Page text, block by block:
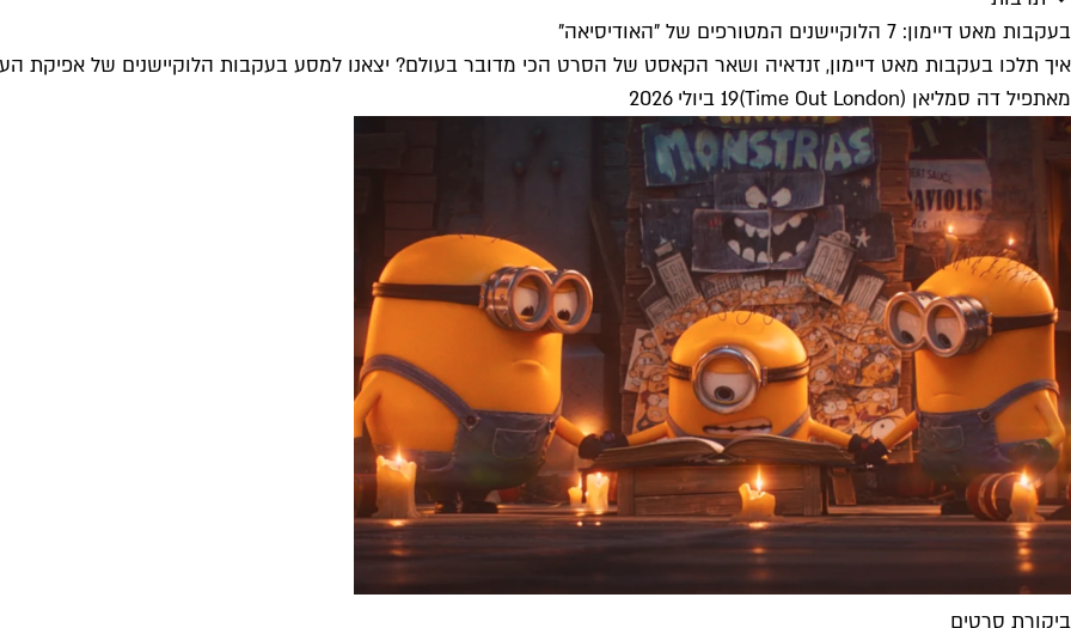
בעקבות מאט דיימון: 7 הלוקיישנים המטורפים של "האודיסיאה"
איך תלכו בעקבות מאט דיימון, זנדאיה ושאר הקאסט של הסרט הכי מדובר בעולם? יצאנו למסע בעקבות הלוקיישנים של אפיקת
מאתפיל דה סמליאן (Time Out London) 19 ביולי 2026
ביקורת סרטים